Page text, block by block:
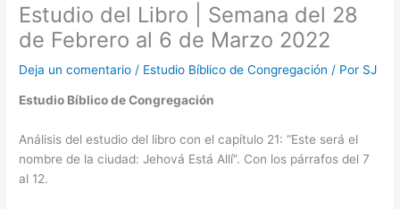
Estudio del Libro | Semana del 28
de Febrero al 6 de Marzo 2022
Deja un comentario / Estudio Bíblico de Congregación / Por SJ
Estudio Bíblico de Congregación
Análisis del estudio del libro con el capítulo 21: “Este será el
nombre de la ciudad: Jehová Está Allí”. Con los párrafos del 7
al 12.